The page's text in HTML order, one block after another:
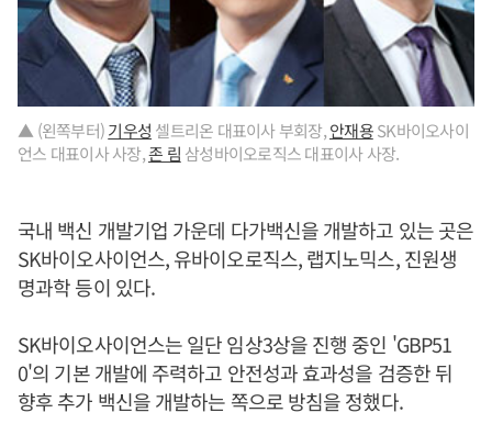
▲ (왼쪽부터)기우성 셀트리온 대표이사 부회장,안재용SK바이오사이
언스 대표이사 사장,존 림 삼성바이오로직스 대표이사 사장.
국내 백신 개발기업 가운데 다가백신을 개발하고 있는 곳은
SK바이오사이언스, 유바이오로직스, 랩지노믹스, 진원생
명과학 등이 있다.
SK바이오사이언스는 일단 임상3상을 진행 중인 'GBP51
0'의 기본 개발에 주력하고 안전성과 효과성을 검증한 뒤
향후 추가 백신을 개발하는 쪽으로 방침을 정했다.